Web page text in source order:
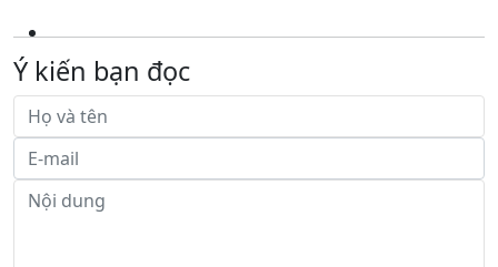
Ý kiến bạn đọc